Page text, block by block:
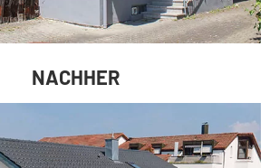
NACHHER